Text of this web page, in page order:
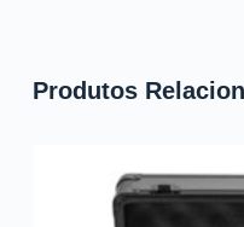
Produtos